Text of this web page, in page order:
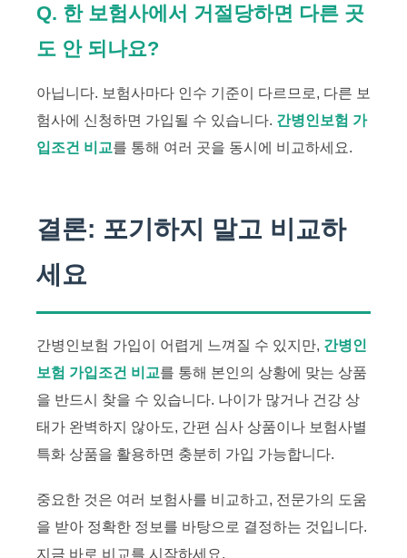
Q. 한 보험사에서 거절당하면 다른 곳
도 안 되나요?
아닙니다. 보험사마다 인수 기준이 다르므로, 다른 보
험사에 신청하면 가입될 수 있습니다. 간병인보험 가
입조건 비교를 통해 여러 곳을 동시에 비교하세요.
결론: 포기하지 말고 비교하
세요
간병인보험 가입이 어렵게 느껴질 수 있지만, 간병인
보험 가입조건 비교를 통해 본인의 상황에 맞는 상품
을 반드시 찾을 수 있습니다. 나이가 많거나 건강 상
태가 완벽하지 않아도, 간편 심사 상품이나 보험사별
특화 상품을 활용하면 충분히 가입 가능합니다.
중요한 것은 여러 보험사를 비교하고, 전문가의 도움
을 받아 정확한 정보를 바탕으로 결정하는 것입니다.
지금 바로 비교를 시작하세요.